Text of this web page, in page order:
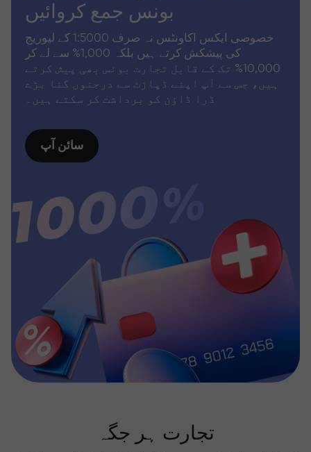
بونس جمع کروائیں
خصوصی ایکس اکاونٹس نہ صرف 1:5000 کے لیوریج
کی پیشکش کرتے ہیں بلکہ 1,000% سے لے کر
10,000% تک کے قابل تجارت بونس بھی پیش کرتے
ہیں، جس سے آپ اپنے ڈپازٹ سے درجنوں گنا بڑے
ڈرا ڈاؤن کو برداشت کر سکتے ہیں۔
سائن آپ
تجارت ہر جگہ